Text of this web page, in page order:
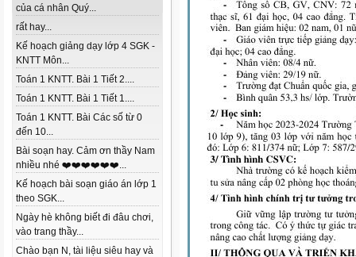
của cá nhân Quý...
rất hay...
Kế hoạch giảng dạy lớp 4 SGK -
KNTT Môn...
Toán 1 KNTT. Bài 1 Tiết 2....
Toán 1 KNTT. Bài 1 Tiết 1....
Toán 1 KNTT. Bài Các số từ 0
đến 10...
Bài soạn hay. Cảm ơn thầy Nam
nhiều nhé ❤️❤️❤️❤️❤️❤️...
Kế hoạch bài soạn giáo án lớp 1
theo SGK...
Ngày hè không biết đi đâu chơi,
vào trang thầy...
Chào bạn N, tài liệu siêu hay và